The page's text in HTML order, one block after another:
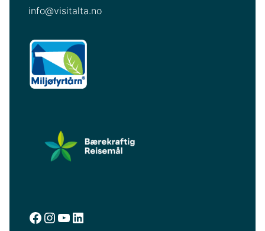
info@visitalta.no
facebook.com/visitalta
instagram.com/visitalta
YouTube
LinkedIn